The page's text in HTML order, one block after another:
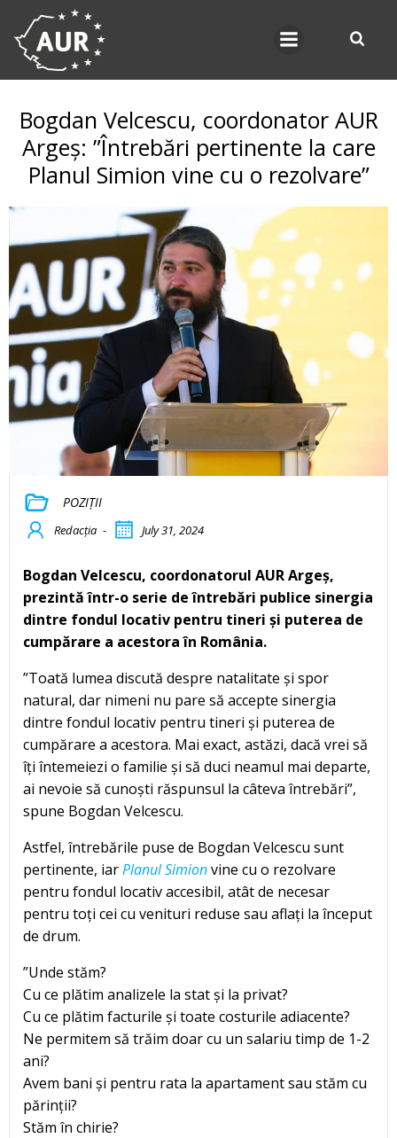
Bogdan Velcescu, coordonator AUR
Argeș: ”Întrebări pertinente la care
Planul Simion vine cu o rezolvare”
POZIȚII
Redacția - July 31, 2024
Bogdan Velcescu, coordonatorul AUR Argeș,
prezintă într-o serie de întrebări publice sinergia
dintre fondul locativ pentru tineri și puterea de
cumpărare a acestora în România.
”Toată lumea discută despre natalitate și spor
natural, dar nimeni nu pare să accepte sinergia
dintre fondul locativ pentru tineri și puterea de
cumpărare a acestora. Mai exact, astăzi, dacă vrei să
îți întemeiezi o familie și să duci neamul mai departe,
ai nevoie să cunoști răspunsul la câteva întrebări”,
spune Bogdan Velcescu.
Astfel, întrebările puse de Bogdan Velcescu sunt
pertinente, iarPlanul Simionvine cu o rezolvare
pentru fondul locativ accesibil, atât de necesar
pentru toți cei cu venituri reduse sau aflați la început
de drum.
”Unde stăm?
Cu ce plătim analizele la stat și la privat?
Cu ce plătim facturile și toate costurile adiacente?
Ne permitem să trăim doar cu un salariu timp de 1-2
ani?
Avem bani și pentru rata la apartament sau stăm cu
părinții?
Stăm în chirie?